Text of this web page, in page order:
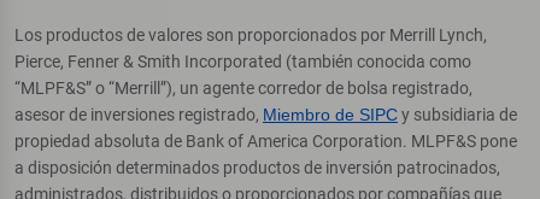
Los productos de valores son proporcionados por Merrill Lynch,
Pierce, Fenner & Smith Incorporated (también conocida como
“MLPF&S” o “Merrill”), un agente corredor de bolsa registrado,
asesor de inversiones registrado, Miembro de SIPCy subsidiaria de
propiedad absoluta de Bank of America Corporation. MLPF&S pone
a disposición determinados productos de inversión patrocinados,
administrados, distribuidos o proporcionados por compañías que